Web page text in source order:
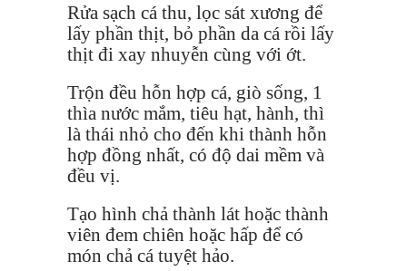
Rửa sạch cá thu, lọc sát xương để
lấy phần thịt, bỏ phần da cá rồi lấy
thịt đi xay nhuyễn cùng với ớt.
Trộn đều hỗn hợp cá, giò sống, 1
thìa nước mắm, tiêu hạt, hành, thì
là thái nhỏ cho đến khi thành hỗn
hợp đồng nhất, có độ dai mềm và
đều vị.
Tạo hình chả thành lát hoặc thành
viên đem chiên hoặc hấp để có
món chả cá tuyệt hảo.